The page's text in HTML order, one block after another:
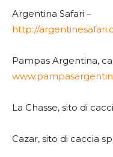
Argentina Safari –
http://
Pampas Argentina,
La Chasse, sito di
Cazar, sito di caccia